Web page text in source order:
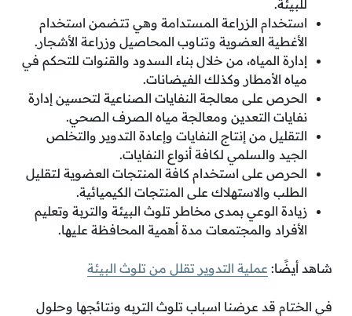
للبيئة.
استخدام الزراعة المستدامة وهي تتضمن استخدام
الأغطية العضوية وتناوب المحاصيل وزراعة الأشجار.
إدارة المياه، من خلال بناء السدود والقنوات للتحكم في
مياه الأمطار وكذلك الفيضانات.
الحرص على معالجة النفايات الصناعية لتحسين إدارة
نفايات التعدين ومعالجة مياه الصرف الصحي.
التقليل من إنتاج النفايات وإعادة التدوير والتخلص
الجيد والسلمي لكافة أنواع النفايات.
الحرص على استخدام كافة المنتجات العضوية لتقليل
الطلب والاستهلاك على المنتجات الكيميائية.
زيادة الوعي بمدى مخاطر تلوث البيئة والتربة وتعليم
الأفراد والمجتمعات مدة أهمية المحافظة عليها.
شاهد أيضًا: عملية التدوير تقلل من تلوث البيئة
في الختام قد عرضنا اسباب تلوث التربه ونتائجها وحلول